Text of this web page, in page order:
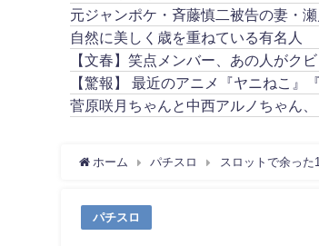
元ジャンポケ・斉藤慎二被告の妻・
自然に美しく歳を重ねている有名人
【文春】笑点メンバー、あの人がクビ
【驚報】 最近のアニメ『ヤニねこ』
菅原咲月ちゃんと中西アルノちゃん
ホーム パチスロ スロットで余っ
パチスロ